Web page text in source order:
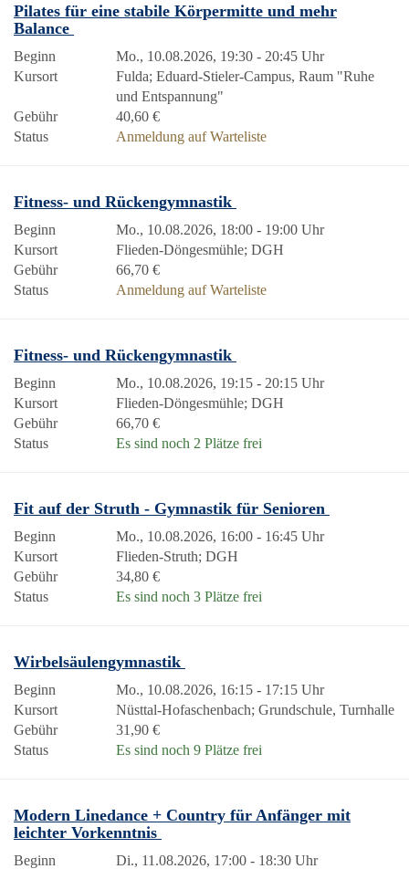
Pilates für eine stabile Körpermitte und mehr
Balance
Beginn
Mo., 10.08.2026, 19:30 - 20:45 Uhr
Kursort
Fulda; Eduard-Stieler-Campus, Raum "Ruhe
und Entspannung"
Gebühr
40,60 €
Status
Anmeldung auf Warteliste
Fitness- und Rückengymnastik
Beginn
Mo., 10.08.2026, 18:00 - 19:00 Uhr
Kursort
Flieden-Döngesmühle; DGH
Gebühr
66,70 €
Status
Anmeldung auf Warteliste
Fitness- und Rückengymnastik
Beginn
Mo., 10.08.2026, 19:15 - 20:15 Uhr
Kursort
Flieden-Döngesmühle; DGH
Gebühr
66,70 €
Status
Es sind noch 2 Plätze frei
Fit auf der Struth - Gymnastik für Senioren
Beginn
Mo., 10.08.2026, 16:00 - 16:45 Uhr
Kursort
Flieden-Struth; DGH
Gebühr
34,80 €
Status
Es sind noch 3 Plätze frei
Wirbelsäulengymnastik
Beginn
Mo., 10.08.2026, 16:15 - 17:15 Uhr
Kursort
Nüsttal-Hofaschenbach; Grundschule, Turnhalle
Gebühr
31,90 €
Status
Es sind noch 9 Plätze frei
Modern Linedance + Country für Anfänger mit
leichter Vorkenntnis
Beginn
Di., 11.08.2026, 17:00 - 18:30 Uhr